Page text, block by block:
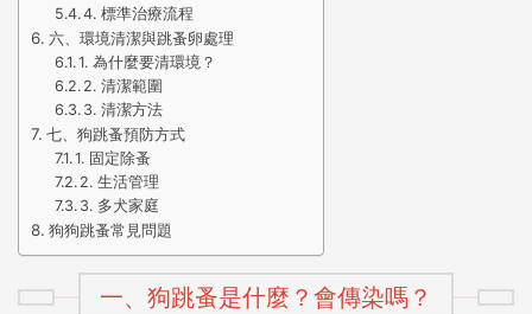
4. 標準治療流程
六、環境清潔與跳蚤卵處理
1. 為什麼要清環境？
2. 清潔範圍
3. 清潔方法
七、狗跳蚤預防方式
1. 固定除蚤
2. 生活管理
3. 多犬家庭
狗狗跳蚤常見問題
一、狗跳蚤是什麼？會傳染嗎？